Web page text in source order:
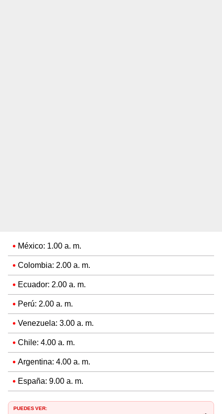
México: 1.00 a. m.
Colombia: 2.00 a. m.
Ecuador: 2.00 a. m.
Perú: 2.00 a. m.
Venezuela: 3.00 a. m.
Chile: 4.00 a. m.
Argentina: 4.00 a. m.
España: 9.00 a. m.
PUEDES VER: